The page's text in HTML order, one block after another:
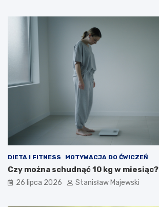
DIETA I FITNESS MOTYWACJA DO ĆWICZEŃ
Czy można schudnąć 10 kg w miesiąc?
26 lipca 2026 Stanisław Majewski